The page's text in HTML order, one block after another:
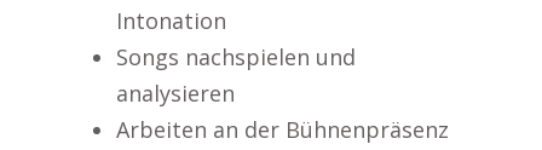
Intonation
Songs nachspielen und
analysieren
Arbeiten an der Bühnenpräsenz